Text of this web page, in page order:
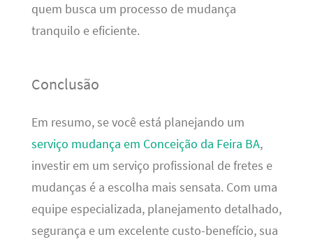
quem busca um processo de mudança
tranquilo e eficiente.
Conclusão
Em resumo, se você está planejando um
serviço mudança em Conceição da Feira BA,
investir em um serviço profissional de fretes e
mudanças é a escolha mais sensata. Com uma
equipe especializada, planejamento detalhado,
segurança e um excelente custo-benefício, sua